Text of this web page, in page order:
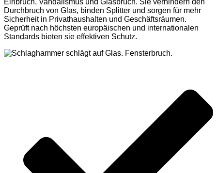
Durchbruch von Glas, binden Splitter und sorgen für mehr
Sicherheit in Privathaushalten und Geschäftsräumen.
Geprüft nach höchsten europäischen und internationalen
Standards bieten sie effektiven Schutz.